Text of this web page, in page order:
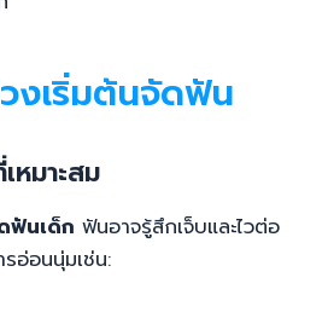
งเริ่มต้นจัดฟัน
หมาะสม
ฟันเด็ก ฟันอาจรู้สึกเจ็บและไวต่อ
อ่อนนุ่มเช่น: